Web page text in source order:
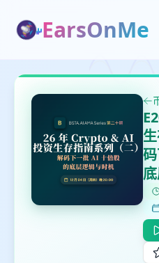
EarsOnMe
打分
鼠标下留人
删除确认
加入播单